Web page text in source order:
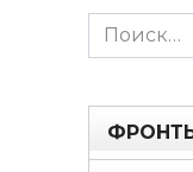
Search
for: